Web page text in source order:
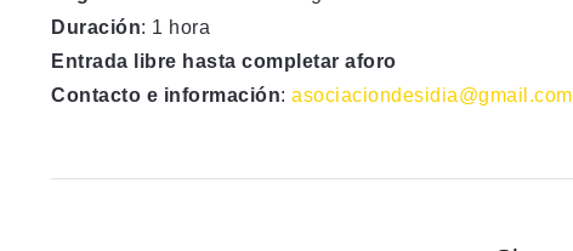
Duración: 1 hora
Entrada libre hasta completar aforo
Contacto e información: asociaciondesidia@gmail.com